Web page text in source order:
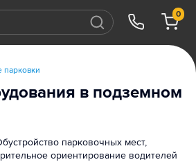
0
парковки
в подземном
парковочных мест,
ориентирование водителей